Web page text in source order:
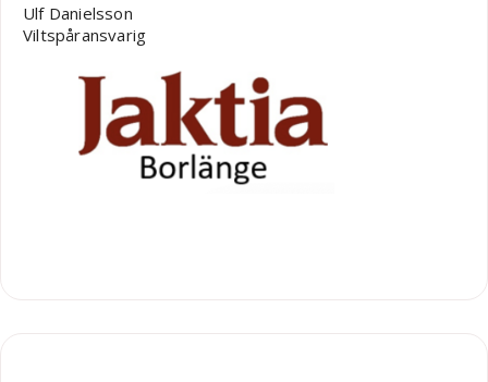
Ulf Danielsson
Viltspåransvarig